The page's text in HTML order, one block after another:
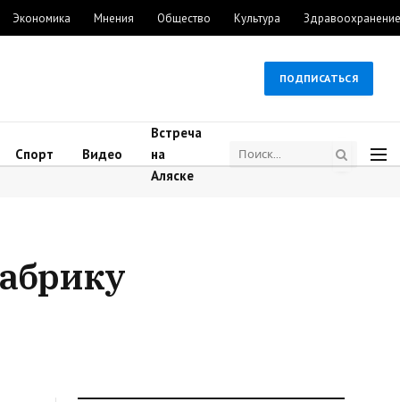
Экономика Мнения Общество Культура Здравоохранение
ПОДПИСАТЬСЯ
Спорт Видео
Встреча
на
Аляске